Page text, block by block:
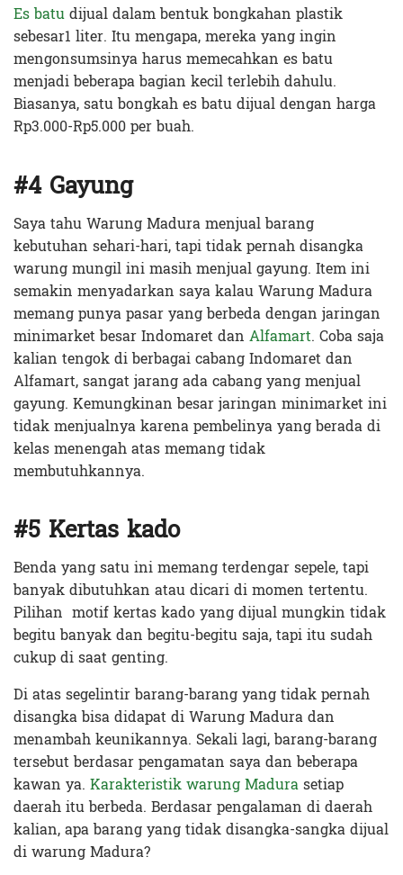
Es batudijual dalam bentuk bongkahan plastik
sebesar1 liter. Itu mengapa, mereka yang ingin
mengonsumsinya harus memecahkan es batu
menjadi beberapa bagian kecil terlebih dahulu.
Biasanya, satu bongkah es batu dijual dengan harga
Rp3.000-Rp5.000 per buah.
#4 Gayung
Saya tahu Warung Madura menjual barang
kebutuhan sehari-hari, tapi tidak pernah disangka
warung mungil ini masih menjual gayung. Item ini
semakin menyadarkan saya kalau Warung Madura
memang punya pasar yang berbeda dengan jaringan
minimarket besar Indomaret dan Alfamart. Coba saja
kalian tengok di berbagai cabang Indomaret dan
Alfamart, sangat jarang ada cabang yang menjual
gayung. Kemungkinan besar jaringan minimarket ini
tidak menjualnya karena pembelinya yang berada di
kelas menengah atas memang tidak
membutuhkannya.
#5 Kertas kado
Benda yang satu ini memang terdengar sepele, tapi
banyak dibutuhkan atau dicari di momen tertentu.
Pilihan motif kertas kado yang dijual mungkin tidak
begitu banyak dan begitu-begitu saja, tapi itu sudah
cukup di saat genting.
Di atas segelintir barang-barang yang tidak pernah
disangka bisa didapat di Warung Madura dan
menambah keunikannya. Sekali lagi, barang-barang
tersebut berdasar pengamatan saya dan beberapa
kawan ya. Karakteristik warung Madurasetiap
daerah itu berbeda. Berdasar pengalaman di daerah
kalian, apa barang yang tidak disangka-sangka dijual
di warung Madura?